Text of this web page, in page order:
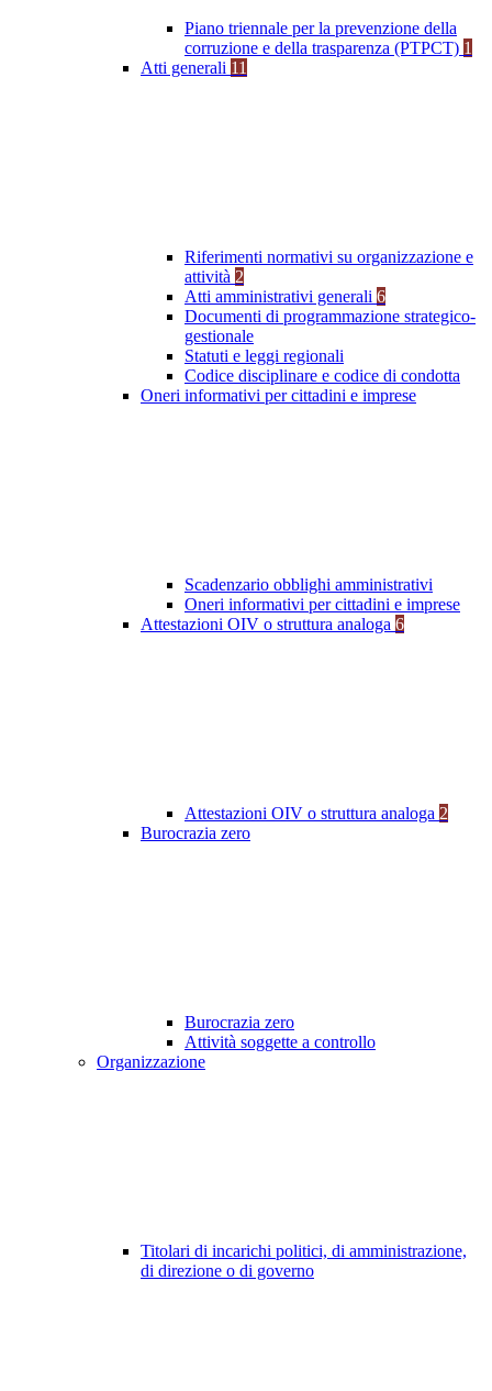
Piano triennale per la prevenzione della
corruzione e della trasparenza (PTPCT) 1
Atti generali 11
Riferimenti normativi su organizzazione e
attività 2
Atti amministrativi generali 6
Documenti di programmazione strategico-
gestionale
Statuti e leggi regionali
Codice disciplinare e codice di condotta
Oneri informativi per cittadini e imprese
Scadenzario obblighi amministrativi
Oneri informativi per cittadini e imprese
Attestazioni OIV o struttura analoga 6
Attestazioni OIV o struttura analoga 2
Burocrazia zero
Burocrazia zero
Attività soggette a controllo
Organizzazione
Titolari di incarichi politici, di amministrazione,
di direzione o di governo